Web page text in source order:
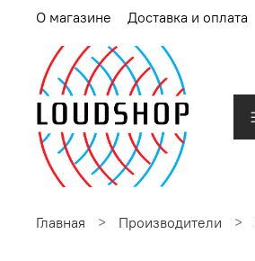
О магазине Доставка и оплата
Главная Производители